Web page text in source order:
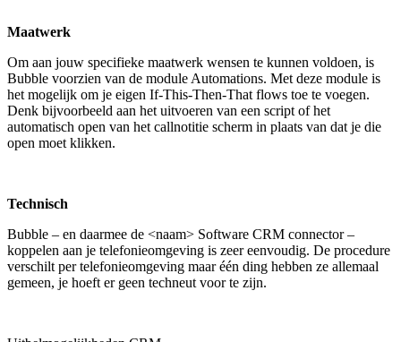
Maatwerk
Om aan jouw specifieke maatwerk wensen te kunnen voldoen, is
Bubble voorzien van de module Automations. Met deze module is
het mogelijk om je eigen If-This-Then-That flows toe te voegen.
Denk bijvoorbeeld aan het uitvoeren van een script of het
automatisch open van het callnotitie scherm in plaats van dat je die
open moet klikken.
Technisch
Bubble – en daarmee de <naam> Software CRM connector –
koppelen aan je telefonieomgeving is zeer eenvoudig. De procedure
verschilt per telefonieomgeving maar één ding hebben ze allemaal
gemeen, je hoeft er geen techneut voor te zijn.